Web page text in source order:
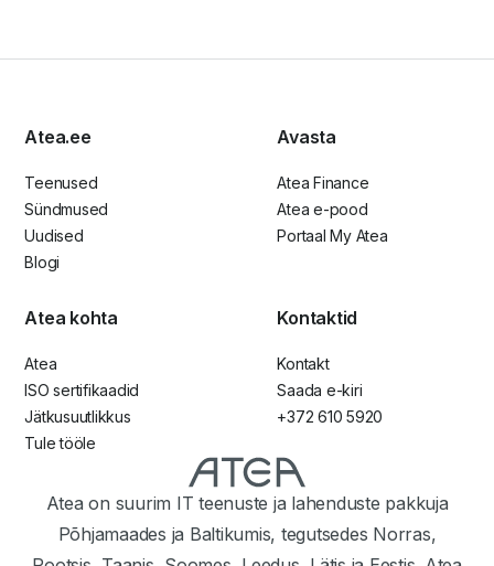
Atea on suurim IT teenuste ja lahenduste pakkuja
Põhjamaades ja Baltikumis, tegutsedes Norras,
Atea.ee
Teenused
Sündmused
Uudised
Blogi
Avasta
Atea Finance
Atea e-pood
Portaal My Atea
Atea kohta
Atea
ISO sertifikaadid
Jätkusuutlikkus
Tule tööle
Kontaktid
Kontakt
Saada e-kiri
+372 610 5920